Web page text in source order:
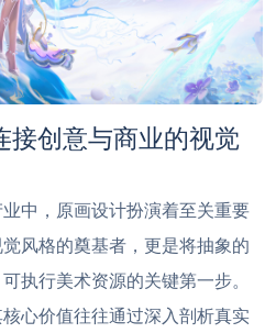
接创意与商业的视觉
中，原画设计扮演着至关重要
风格的奠基者，更是将抽象的
执行美术资源的关键第一步。
心价值往往通过深入剖析真实